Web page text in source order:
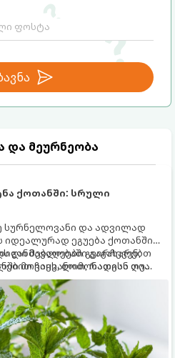
და მეურნეობა
ქოთანში: სრული
სურნელოვანი და ადვილად
იდეალურად ეგუება ქოთანში
მებაღეები გვირჩევენ,
მოვიყვანოთ, რადგან ღია
ის ფესვებით ძალიან
მცენარეებს ავიწროებს.
განმავლობაში გაგახარებთ
ჩაის, ლიმონათისა თუ